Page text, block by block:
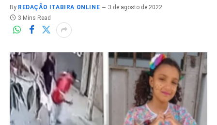
By REDAÇÃO ITABIRA ONLINE
3 de agosto de 2022
3 Mins Read